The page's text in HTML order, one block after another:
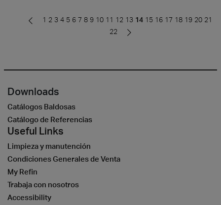
1 2 3 4 5 6 7 8 9 10 11 12 13 14 15 16 17 18 19 20 21
22
Downloads
Catálogos Baldosas
Catálogo de Referencias
Useful Links
Limpieza y manutención
Condiciones Generales de Venta
My Refin
Trabaja con nosotros
Accessibility